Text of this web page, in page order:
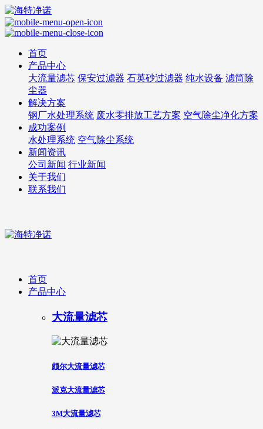
首页
产品中心
大流量滤芯 保安过滤器 石英砂过滤器 纯水设备 滤筒除
尘器
解决方案
钢厂水处理系统 废水零排放工艺方案 空气除尘净化方案
成功案例
水处理系统 空气除尘系统
新闻资讯
公司新闻 行业新闻
关于我们
联系我们
首页
产品中心
大流量滤芯
颇尔大流量滤芯
派克大流量滤芯
3M大流量滤芯